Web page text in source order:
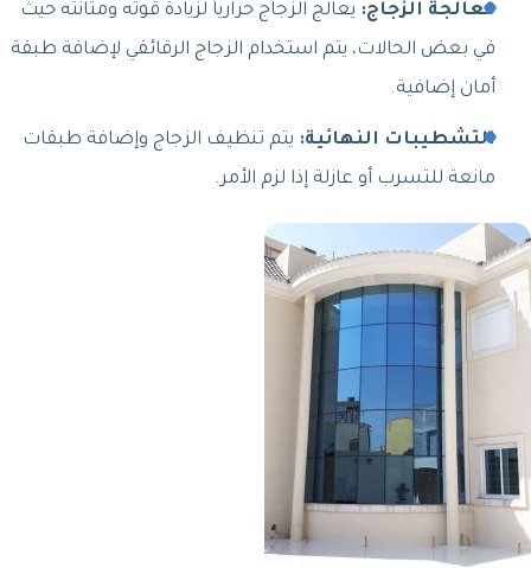
معالجة الزجاج: يعالج الزجاج حرارياً لزيادة قوته ومتانته حيث
في بعض الحالات، يتم استخدام الزجاج الرقائقي لإضافة طبقة
أمان إضافية.
التشطيبات النهائية: يتم تنظيف الزجاج وإضافة طبقات
مانعة للتسرب أو عازلة إذا لزم الأمر.